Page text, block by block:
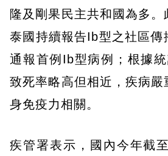
隆及剛果民主共和國為多
泰國持續報告Ib型之社區傳
通報首例Ib型病例；根據
致死率略高但相近，疾病嚴
身免疫力相關。
疾管署表示，國內今年截